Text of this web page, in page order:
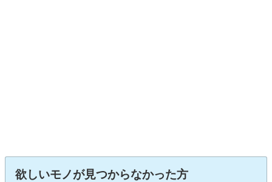
欲しいモノが見つからなかった方